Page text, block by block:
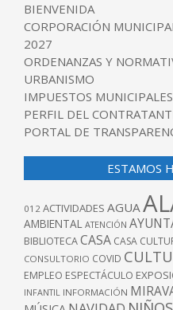
BIENVENIDA
CORPORACIÓN
2027
ORDENANZAS Y
URBANISMO
IMPUESTOS MUNICIPALES
PERFIL DEL
PORTAL DE
ESTAMOS
012 ACTIVIDADES AGUA
AMBIENTAL ATENCIÓN
BIBLIOTECACASA CASA
CONSULTORIO COVID
EMPLEO ESPECTÁCULO
INFANTIL INFORMACIÓN